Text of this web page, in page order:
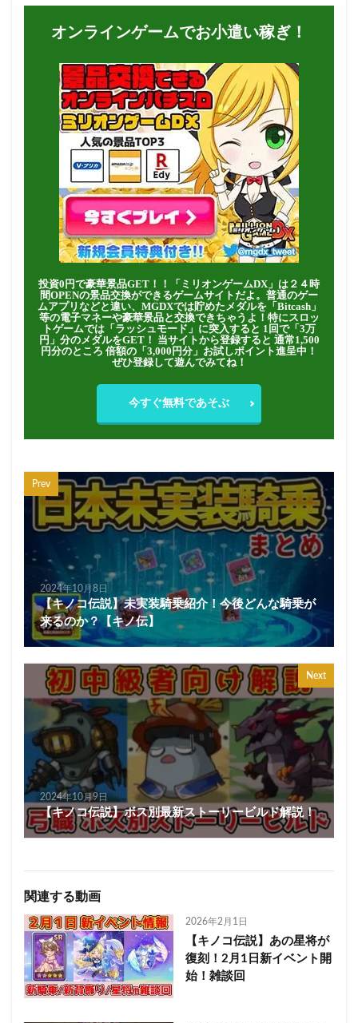
オンラインゲームでお小遣い稼ぎ！
投資0円で豪華景品GET！！「ミリオンゲームDX」は２４時
間OPENの景品交換ができるゲームサイトだよ。普通のゲー
ムアプリなどと違い、MGDXでは貯めたメダルを「Bitcash」
等の電子マネーや豪華景品と交換できちゃうよ！特にスロッ
トゲームでは「ラッシュモード」に突入すると 1回で「3万
円」分のメダルをGET！ 当サイトから登録すると 通常1,500
円分のところ 倍額の「3,000円分」お試しポイント進呈中！
ぜひ登録して遊んでみてね！
今すぐ無料であそぶ
Prev
2024年10月8日
【キノコ伝説】未実装騎乗紹介！今後どんな騎乗が
来るのか？【キノ伝】
Next
2024年10月9日
【キノコ伝説】ボス別最新ストーリービルド解説！
関連する動画
2026年2月1日
【キノコ伝説】あの星将が
復刻！2月1日新イベント開
始！雑談回